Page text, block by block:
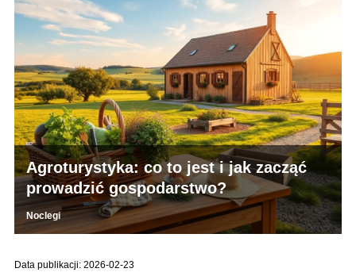
Agroturystyka: co to jest i jak zacząć
prowadzić gospodarstwo?
Noclegi
Data publikacji: 2026-02-23